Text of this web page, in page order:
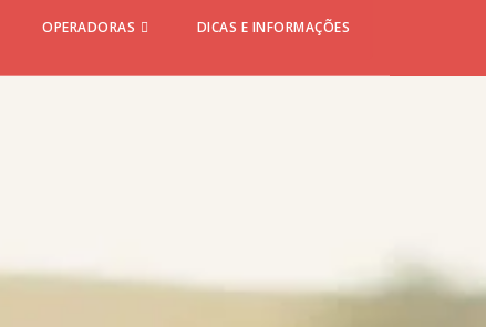
OPERADORAS DICAS E INFORMAÇÕES